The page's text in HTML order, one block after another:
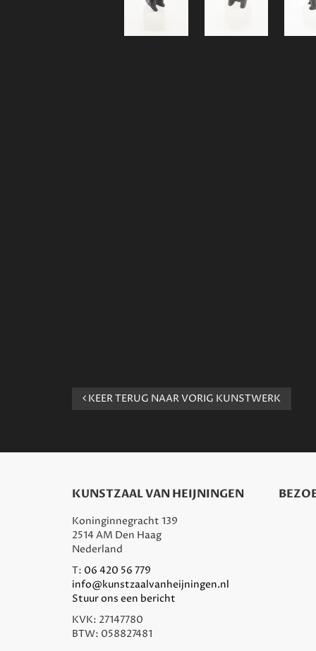
KEER TERUG NAAR VORIG KUNSTWERK
KUNSTZAAL VAN HEIJNINGEN
Koninginnegracht 139
2514 AM Den Haag
Nederland
T: 06 420 56 779
info@kunstzaalvanheijningen.nl
Stuur ons een bericht
KVK: 27147780
BTW: 058827481